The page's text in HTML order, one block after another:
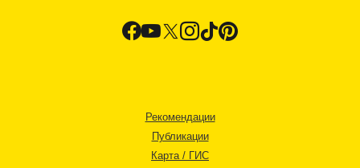
Рекомендации
Публикации
Карта / ГИС